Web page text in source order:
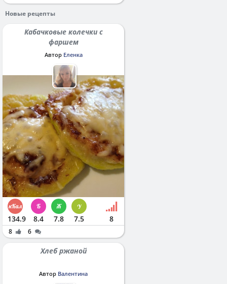
Новые рецепты
Кабачковые колечки с
фаршем
Автор Еленка
134.9 8.4 7.8 7.5 8
8 6
Хлеб ржаной
Автор Валентина